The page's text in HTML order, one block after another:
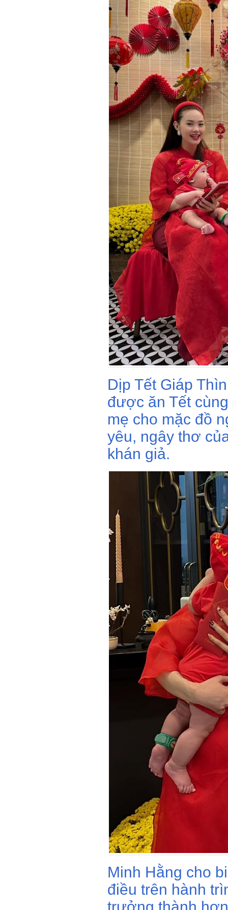
Dịp Tết Giáp
được ăn Tết
mẹ cho mặc đồ
yêu, ngây thơ
khán giả.
Minh Hằng cho
điều trên hành